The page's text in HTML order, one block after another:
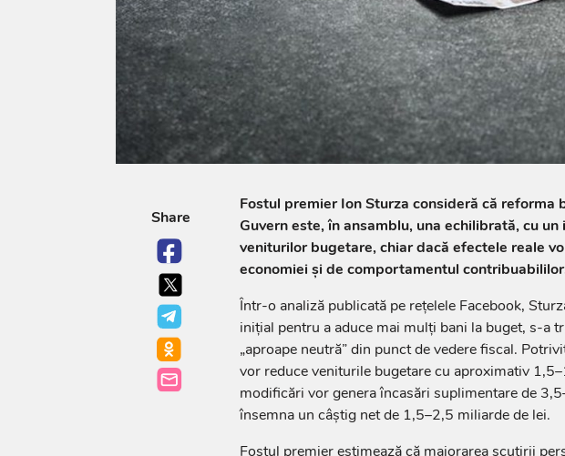
Share
Fostul premier Ion Sturza consideră că
Guvern este, în ansamblu, una echilibrată, cu
veniturilor bugetare, chiar dacă efectele reale
economiei și de comportamentul
Într-o analiză publicată pe rețelele Facebook,
inițial pentru a aduce mai mulți bani la buget, s-a
„aproape neutră” din punct de vedere fiscal.
vor reduce veniturile bugetare cu aproximativ
modificări vor genera încasări suplimentare de
însemna un câștig net de 1,5–2,5 miliarde de lei.
Fostul premier estimează că majorarea scutirii